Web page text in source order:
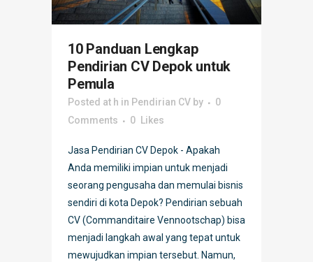
10 Panduan Lengkap
Pendirian CV Depok untuk
Pemula
Posted at h in Pendirian CV by
0
Comments
0 Likes
Jasa Pendirian CV Depok - Apakah
Anda memiliki impian untuk menjadi
seorang pengusaha dan memulai bisnis
sendiri di kota Depok? Pendirian sebuah
CV (Commanditaire Vennootschap) bisa
menjadi langkah awal yang tepat untuk
mewujudkan impian tersebut. Namun,